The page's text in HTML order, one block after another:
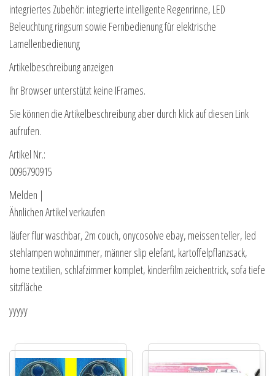
integriertes Zubehör: integrierte intelligente Regenrinne, LED
Beleuchtung ringsum sowie Fernbedienung für elektrische
Lamellenbedienung
Artikelbeschreibung anzeigen
Ihr Browser unterstützt keine IFrames.
Sie können die Artikelbeschreibung aber durch klick auf diesen Link
aufrufen.
Artikel Nr.:
0096790915
Melden |
Ähnlichen Artikel verkaufen
läufer flur waschbar, 2m couch, onycosolve ebay, meissen teller, led
stehlampen wohnzimmer, männer slip elefant, kartoffelpflanzsack,
home textilien, schlafzimmer komplet, kinderfilm zeichentrick, sofa tiefe
sitzfläche
yyyyy